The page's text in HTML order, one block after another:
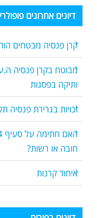
דיונים אחרונים
קרן פנסיה מבטחים
מבוטח בקרן פנסיה
ותיקה בפסגות
זכויות בגרירת פנסיה
חובה או רשות?
איחוד קרנות